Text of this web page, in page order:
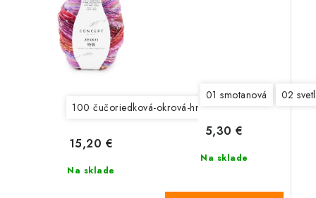
100 čučoriedková-okrová-hnedá 101 červená-
Na sklade
15,20 €
01 smotanová 02
Na sklade
5,30 €